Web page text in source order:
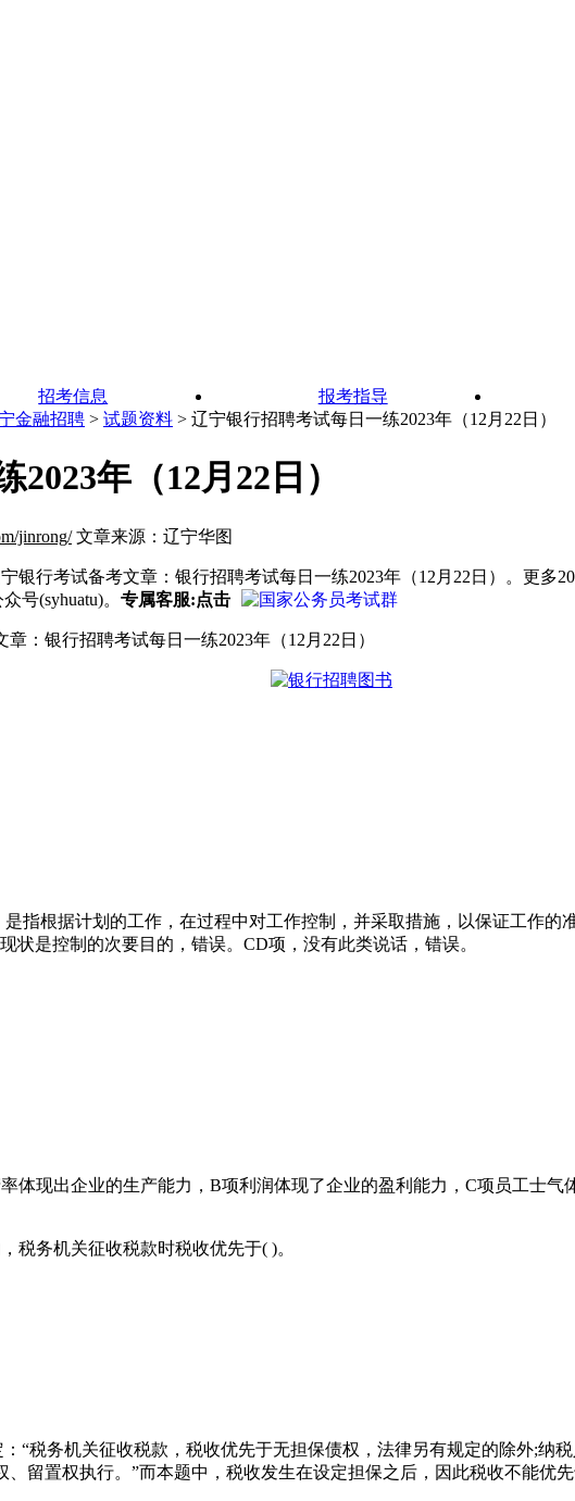
招考信息 报考指导
金融招聘 > 试题资料 > 辽宁银行招聘考试每日一练2023年（12月22日）
年（12月22日）
jinrong/ 文章来源：辽宁华图
银行考试备考文章：银行招聘考试每日一练2023年（12月22日）。更多
号(syhuatu)。 专属客服:点击
银行招聘考试每日一练2023年（12月22日）
根据计划的工作，在过程中对工作控制，并采取措施，以保证工作的
是控制的次要目的，错误。CD项，没有此类说话，错误。
现出企业的生产能力，B项利润体现了企业的盈利能力，C项员工士气
务机关征收税款时税收优先于( )。
税务机关征收税款，税收优先于无担保债权，法律另有规定的除外;纳
留置权执行。”而本题中，税收发生在设定担保之后，因此税收不能优